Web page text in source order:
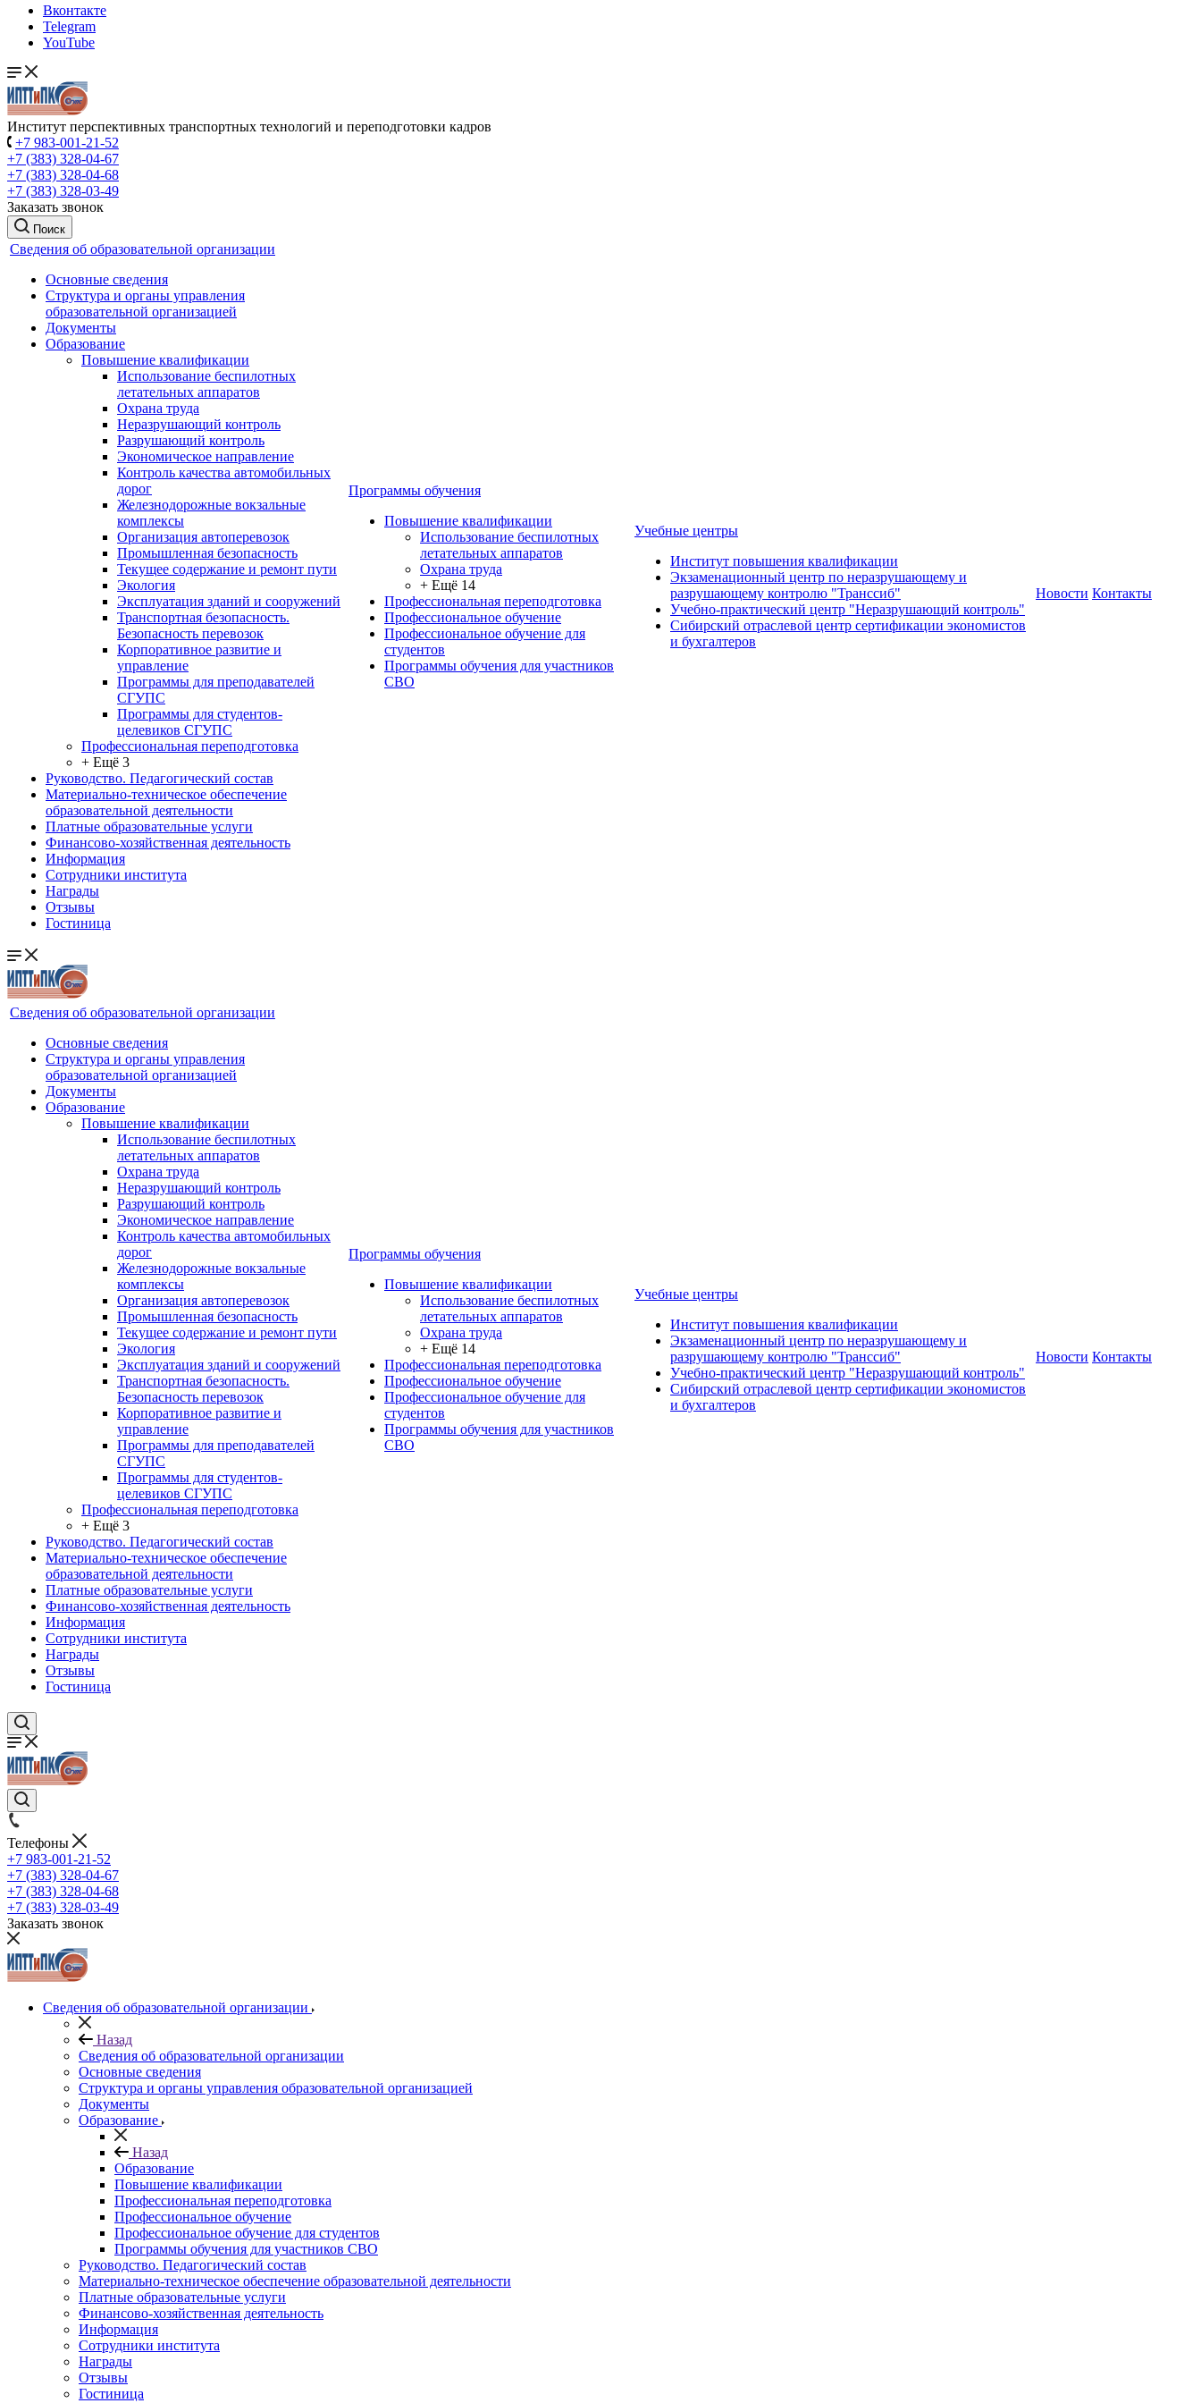
Вконтакте
Telegram
YouTube
Институт перспективных транспортных технологий и переподготовки кадров
+7 983-001-21-52
+7 (383) 328-04-67
+7 (383) 328-04-68
+7 (383) 328-03-49
Заказать звонок
Поиск
Сведения об образовательной организации
Основные сведения
Структура и органы управления
образовательной организацией
Документы
Образование
Повышение квалификации
Использование беспилотных
летательных аппаратов
Охрана труда
Неразрушающий контроль
Разрушающий контроль
Экономическое направление
Контроль качества автомобильных
дорог
Железнодорожные вокзальные
комплексы
Организация автоперевозок
Промышленная безопасность
Текущее содержание и ремонт пути
Экология
Эксплуатация зданий и сооружений
Транспортная безопасность.
Безопасность перевозок
Корпоративное развитие и
управление
Программы для преподавателей
СГУПС
Программы для студентов-
целевиков СГУПС
Профессиональная переподготовка
+ Ещё 3
Руководство. Педагогический состав
Материально-техническое обеспечение
образовательной деятельности
Платные образовательные услуги
Финансово-хозяйственная деятельность
Информация
Сотрудники института
Награды
Отзывы
Гостиница
Программы обучения
Повышение квалификации
Использование беспилотных
летательных аппаратов
Охрана труда
+ Ещё 14
Профессиональная переподготовка
Профессиональное обучение
Профессиональное обучение для
студентов
Программы обучения для участников
СВО
Учебные центры
Институт повышения квалификации
Экзаменационный центр по неразрушающему и
разрушающему контролю "Транссиб"
Учебно-практический центр "Неразрушающий контроль"
Сибирский отраслевой центр сертификации экономистов
и бухгалтеров
Новости Контакты
Сведения об образовательной организации
Основные сведения
Структура и органы управления
образовательной организацией
Документы
Образование
Повышение квалификации
Использование беспилотных
летательных аппаратов
Охрана труда
Неразрушающий контроль
Разрушающий контроль
Экономическое направление
Контроль качества автомобильных
дорог
Железнодорожные вокзальные
комплексы
Организация автоперевозок
Промышленная безопасность
Текущее содержание и ремонт пути
Экология
Эксплуатация зданий и сооружений
Транспортная безопасность.
Безопасность перевозок
Корпоративное развитие и
управление
Программы для преподавателей
СГУПС
Программы для студентов-
целевиков СГУПС
Профессиональная переподготовка
+ Ещё 3
Руководство. Педагогический состав
Материально-техническое обеспечение
образовательной деятельности
Платные образовательные услуги
Финансово-хозяйственная деятельность
Информация
Сотрудники института
Награды
Отзывы
Гостиница
Программы обучения
Повышение квалификации
Использование беспилотных
летательных аппаратов
Охрана труда
+ Ещё 14
Профессиональная переподготовка
Профессиональное обучение
Профессиональное обучение для
студентов
Программы обучения для участников
СВО
Учебные центры
Институт повышения квалификации
Экзаменационный центр по неразрушающему и
разрушающему контролю "Транссиб"
Учебно-практический центр "Неразрушающий контроль"
Сибирский отраслевой центр сертификации экономистов
и бухгалтеров
Новости Контакты
Телефоны
+7 983-001-21-52
+7 (383) 328-04-67
+7 (383) 328-04-68
+7 (383) 328-03-49
Заказать звонок
Сведения об образовательной организации
Назад
Сведения об образовательной организации
Основные сведения
Структура и органы управления образовательной организацией
Документы
Образование
Назад
Образование
Повышение квалификации
Профессиональная переподготовка
Профессиональное обучение
Профессиональное обучение для студентов
Программы обучения для участников СВО
Руководство. Педагогический состав
Материально-техническое обеспечение образовательной деятельности
Платные образовательные услуги
Финансово-хозяйственная деятельность
Информация
Сотрудники института
Награды
Отзывы
Гостиница